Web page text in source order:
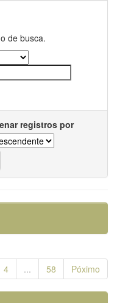
de busca.
registros por
4 ... 58 Póximo